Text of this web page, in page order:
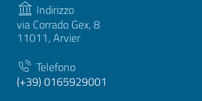
Indirizzo
via Corrado Gex, 8
11011, Arvier
Telefono
(+39) 0165929001